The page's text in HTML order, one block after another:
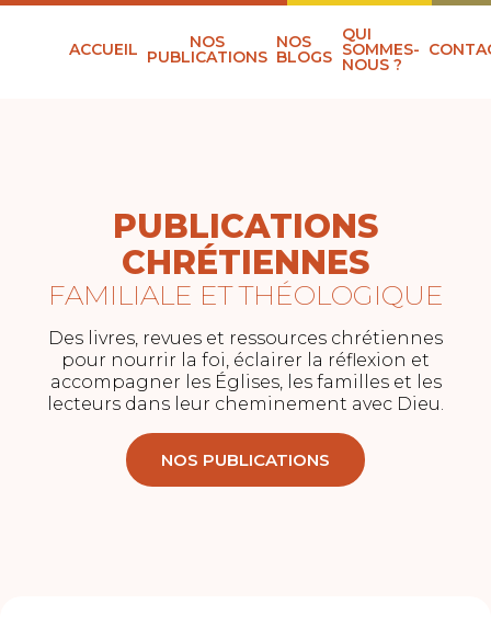
ACCUEIL NOS
PUBLICATIONS
NOS
BLOGS
QUI
SOMMES-
NOUS ?
PUBLICATIONS
CHRÉTIENNES
FAMILIALE ET THÉOLOGIQUE
Des livres, revues et ressources chrétiennes
pour nourrir la foi, éclairer la réflexion et
accompagner les Églises, les familles et les
lecteurs dans leur cheminement avec Dieu.
NOS PUBLICATIONS